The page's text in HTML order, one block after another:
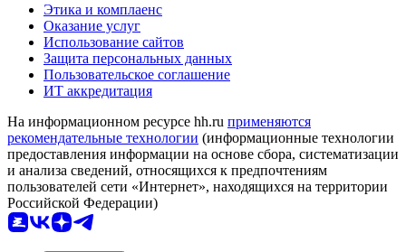
Этика и комплаенс
Оказание услуг
Использование сайтов
Защита персональных данных
Пользовательское соглашение
ИТ аккредитация
На информационном ресурсе hh.ru применяются
рекомендательные технологии (информационные технологии
предоставления информации на основе сбора, систематизации
и анализа сведений, относящихся к предпочтениям
пользователей сети «Интернет», находящихся на территории
Российской Федерации)